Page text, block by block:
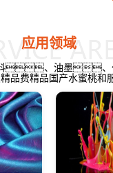
应用领域
、油墨、化
品费精品国产水蜜桃和